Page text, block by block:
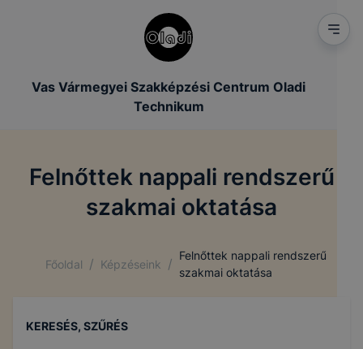
Vas Vármegyei Szakképzési Centrum Oladi
Technikum
Felnőttek nappali rendszerű
szakmai oktatása
Főoldal / Képzéseink /
Felnőttek nappali rendszerű
szakmai oktatása
KERESÉS, SZŰRÉS